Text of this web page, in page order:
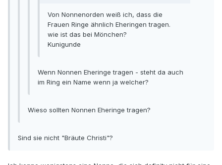
Von Nonnenorden weiß ich, dass die
Frauen Ringe ähnlich Eheringen tragen.
wie ist das bei Mönchen?
Kunigunde
Wenn Nonnen Eheringe tragen - steht da auch
im Ring ein Name wenn ja welcher?
Wieso sollten Nonnen Eheringe tragen?
Sind sie nicht "Bräute Christi"?